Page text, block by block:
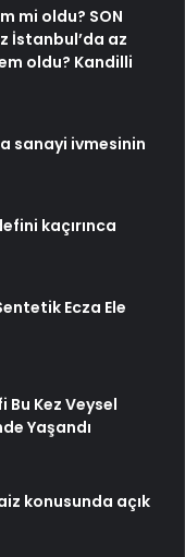
mi oldu? SON
İstanbul’da az
oldu? Kandilli
sanayi ivmesinin
kaçırınca
Ecza Ele
Bu Kez Veysel
Yaşandı
konusunda açık